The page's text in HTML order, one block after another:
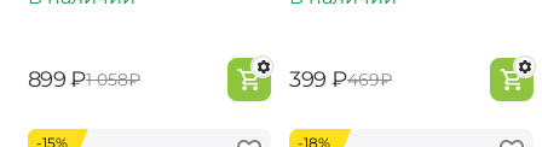
‍899‍ ₽‍1 058‍₽ ‍399‍ ₽‍469‍₽
-15% -18%